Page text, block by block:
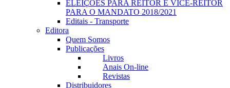
ELEIÇÕES PARA REITOR E VICE-REITOR
PARA O MANDATO 2018/2021
Editais - Transporte
Editora
Quem Somos
Publicações
Livros
Anais On-line
Revistas
Distribuidores